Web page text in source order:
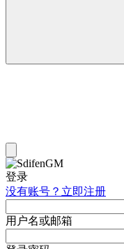
登录
没有账号？立即注册
用户名或邮箱